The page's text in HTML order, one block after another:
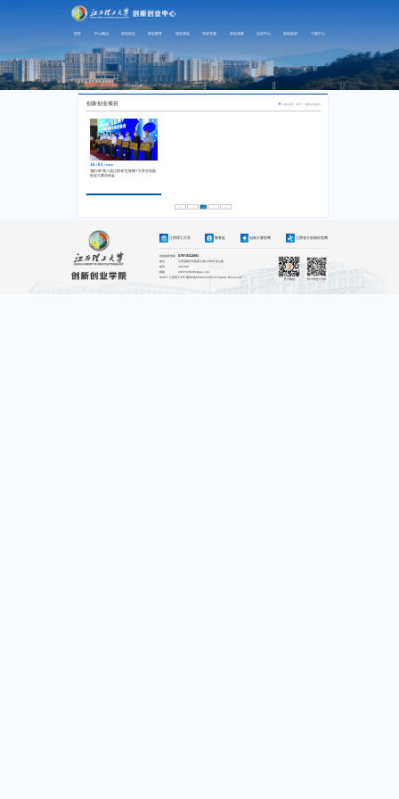
首页 中心概况 双创动态 双创教育 双创基地 学科竞赛 双创成果 实训中心 双创政策 下载中心
创新创业项目 当前位置：首页 > 创新创业项目
16 / 03 / 2022
“建行杯”第八届江西省“互联网+”大学生创新
创业大赛启动会
1
江西理工大学 教务处 创新大赛官网 江西省大创项目官网
创业服务热线
0797-8312891
地址
江西省赣州市客家大道1958号 匠心楼
电话
341000
邮箱
2367645005@qq.com
©2017 江西理工大学 赣ICP备05002434号 All Rights Reserved
官方微信 扫一扫进入手机